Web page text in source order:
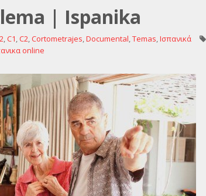
| Ispanika
, C1, C2, Cortometrajes,Documental,Temas,Ισπανικά
online